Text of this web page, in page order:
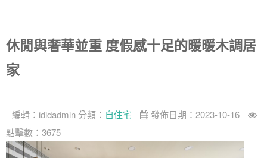
休閒與奢華並重 度假感十足的暖暖木調居
家
編輯： ididadmin 分類： 自住宅
發佈日期：2023-10-16
點擊數：3675